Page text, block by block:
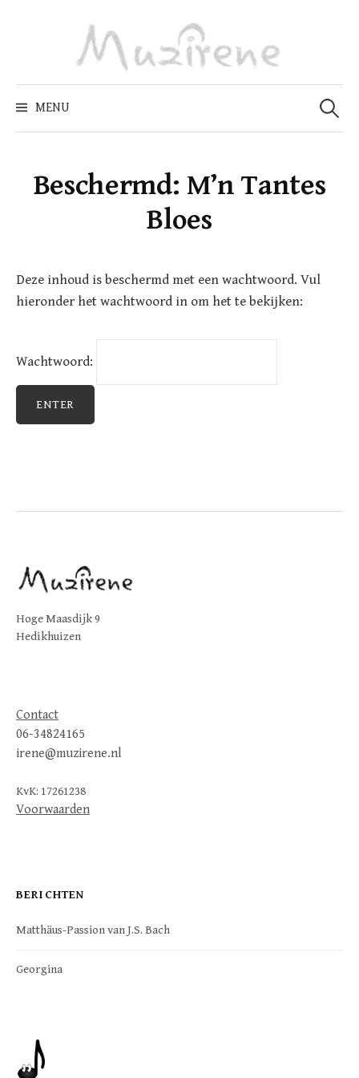
MENU
Zoeken
naar:
Beschermd: M’n Tantes
Bloes
Deze inhoud is beschermd met een wachtwoord. Vul
hieronder het wachtwoord in om het te bekijken:
Wachtwoord:
Hoge Maasdijk 9
Hedikhuizen
Contact
06-34824165
irene@muzirene.nl
KvK: 17261238
Voorwaarden
BERICHTEN
Matthäus-Passion van J.S. Bach
Georgina